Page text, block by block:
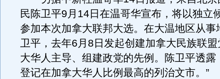
民陈卫平9月14日在温哥华宣布，将以独立
参加本次加拿大联邦大选。在大温地区从事
卫平，去年6月8日发起创建加拿大民族联
大华人主导、组建政党的先例。陈卫平透露
登记在加拿大华人比例最高的列治文市。”